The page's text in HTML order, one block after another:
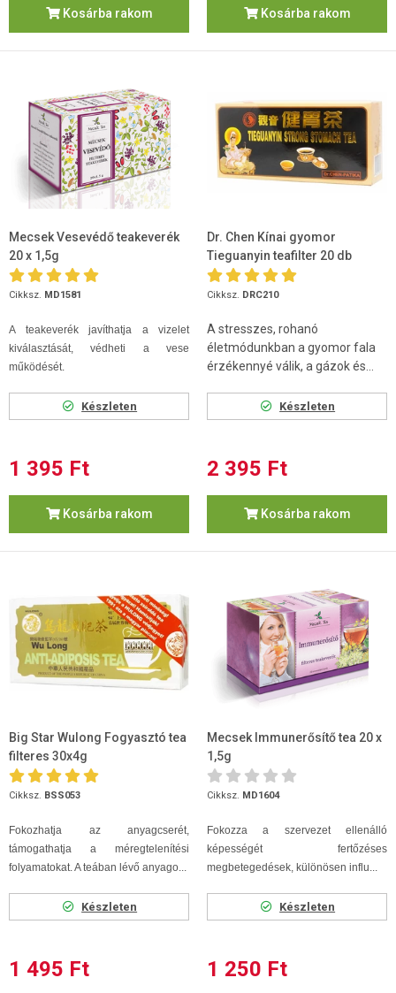
Kosárba rakom Kosárba rakom
Mecsek Vesevédő teakeverék
20 x 1,5g
Cikksz. MD1581
A teakeverék javíthatja a vizelet
kiválasztását, védheti a vese
működését.
Készleten
1 395 Ft
Kosárba rakom
Dr. Chen Kínai gyomor
Tieguanyin teafilter 20 db
Cikksz. DRC210
A stresszes, rohanó
életmódunkban a gyomor fala
érzékennyé válik, a gázok és...
Készleten
2 395 Ft
Kosárba rakom
Big Star Wulong Fogyasztó tea
filteres 30x4g
Cikksz. BSS053
Fokozhatja az anyagcserét,
támogathatja a méregtelenítési
folyamatokat. A teában lévő anyago...
Készleten
1 495 Ft
Mecsek Immunerősítő tea 20 x
1,5g
Cikksz. MD1604
Fokozza a szervezet ellenálló
képességét fertőzéses
megbetegedések, különösen influ...
Készleten
1 250 Ft